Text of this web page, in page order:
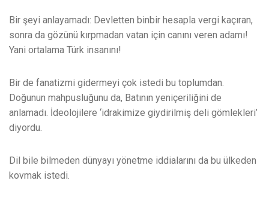
Bir şeyi anlayamadı: Devletten binbir hesapla vergi kaçıran,
sonra da gözünü kırpmadan vatan için canını veren adamı!
Yani ortalama Türk insanını!
Bir de fanatizmi gidermeyi çok istedi bu toplumdan.
Doğunun mahpusluğunu da, Batının yeniçeriliğini de
anlamadı. İdeolojilere ‘idrakimize giydirilmiş deli gömlekleri’
diyordu.
Dil bile bilmeden dünyayı yönetme iddialarını da bu ülkeden
kovmak istedi.